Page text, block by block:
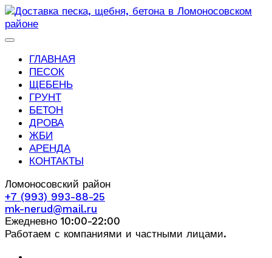
ГЛАВНАЯ
ПЕСОК
ЩЕБЕНЬ
ГРУНТ
БЕТОН
ДРОВА
ЖБИ
АРЕНДА
КОНТАКТЫ
Ломоносовский район
+7 (993) 993-88-25
mk-nerud@mail.ru
Ежедневно 10:00-22:00
Работаем с компаниями и частными лицами.